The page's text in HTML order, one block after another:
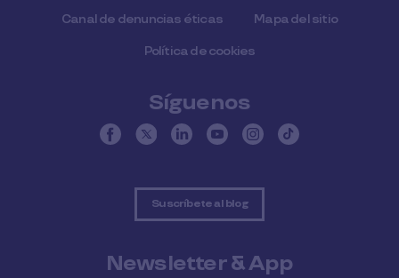
Canal de denuncias éticas Mapa del sitio
Política de cookies
Síguenos
Suscríbete al blog
Newsletter & App